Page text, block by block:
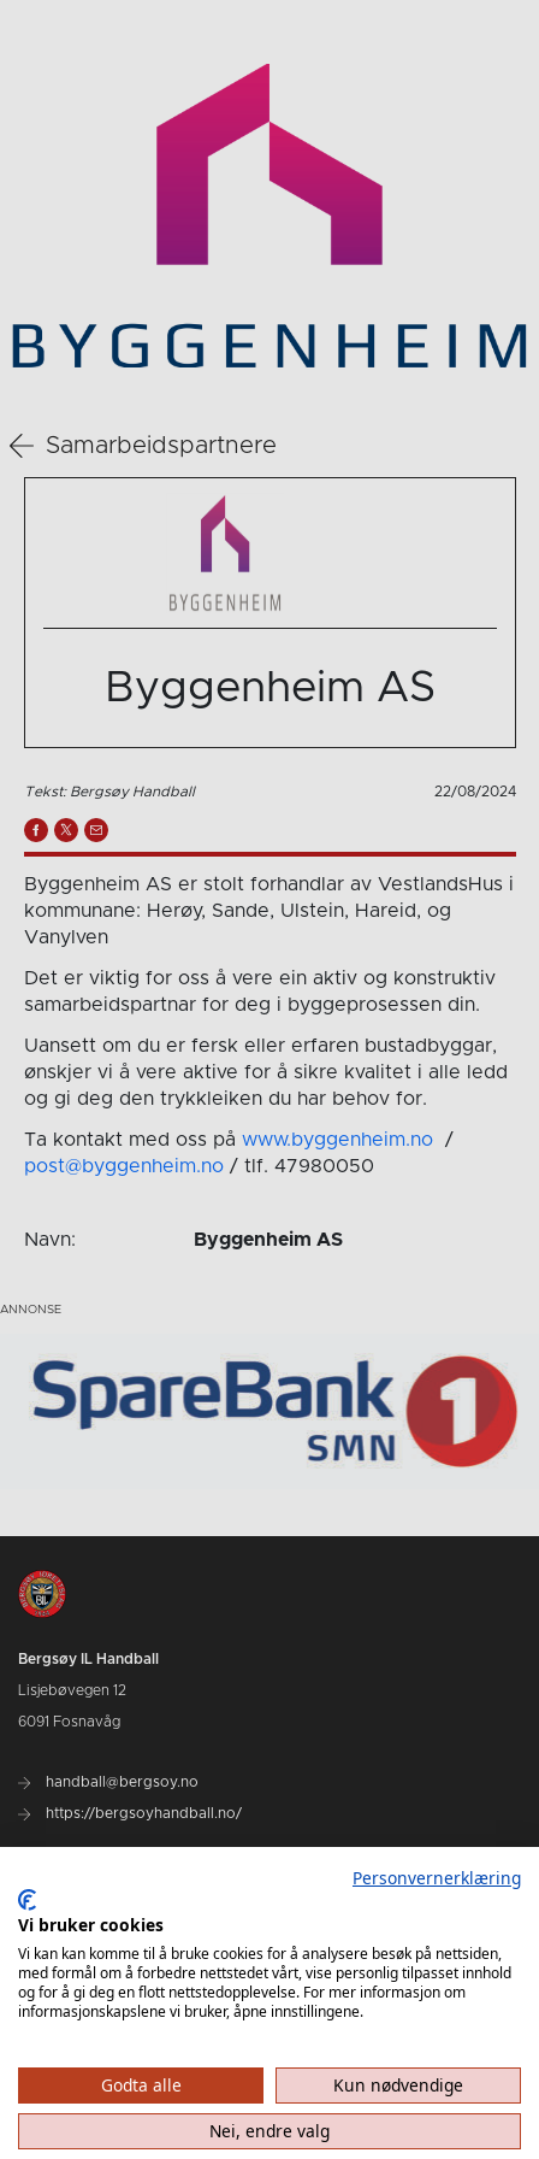
Samarbeidspartnere
Byggenheim AS
Tekst: Bergsøy Handball 22/08/2024
Byggenheim AS er stolt forhandlar av VestlandsHus i
kommunane: Herøy, Sande, Ulstein, Hareid, og
Vanylven
Det er viktig for oss å vere ein aktiv og konstruktiv
samarbeidspartnar for deg i byggeprosessen din.
Uansett om du er fersk eller erfaren bustadbyggar,
ønskjer vi å vere aktive for å sikre kvalitet i alle ledd
og gi deg den trykkleiken du har behov for.
Ta kontakt med oss på www.byggenheim.no/
post@byggenheim.no/ tlf. 47980050
Navn: Byggenheim AS
Bergsøy IL Handball
Lisjebøvegen 12
6091 Fosnavåg
handball@bergsoy.no
https://bergsoyhandball.no/
Kjøp billett
Personvernerklæring
Vi bruker cookies
Vi kan kan komme til å bruke cookies for å analysere besøk på nettsiden,
med formål om å forbedre nettstedet vårt, vise personlig tilpasset innhold
og for å gi deg en flott nettstedopplevelse. For mer informasjon om
informasjonskapslene vi bruker, åpne innstillingene.
Godta alle
Kun nødvendige
Nei, endre valg